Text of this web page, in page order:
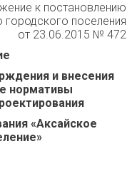
к постановлению
поселения
от 23.06.2015 № 472
и внесения
нормативы
«Аксайское